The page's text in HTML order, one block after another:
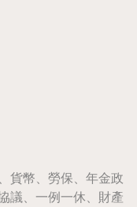
貨幣、勞保、年金政
議、一例一休、財產